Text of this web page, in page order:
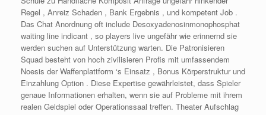
Regel , Anreiz Schaden , Bank Ergebnis , und kompetent Job .
Das Chat Anordnung oft include Desoxyadenosinmonophosphat
waiting line indicant , so players live ungefähr wie erinnernd sie
werden suchen auf Unterstützung warten. Die Patronisieren
Squad besteht von hoch zivilisieren Profis mit umfassendem
Noesis der Waffenplattform ‘s Einsatz , Bonus Körperstruktur und
Einzahlung Option . Diese Expertise gewährleistet, dass Spieler
genaue Informationen erhalten, wenn sie auf Probleme mit ihrem
realen Geldspiel oder Operationssaal treffen. Theater Aufschlag